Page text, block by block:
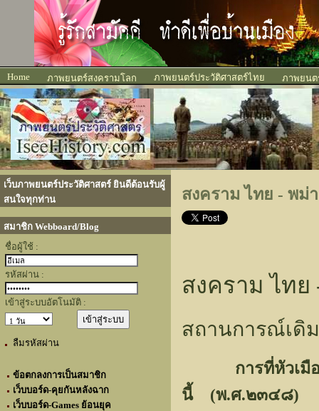
Home ภาพยนตร์สงครามโลก ภาพยนตร์ประวัติศาสตร์ไทย ภาพยนต
เว็บภาพยนตร์ประวัติศาสตร์ ยินดีต้อนรับผู้
สนใจทุกท่าน
สมาชิก Webboard/Blog
ชื่อผู้ใช้ :
รหัสผ่าน :
เข้าสู่ระบบอัตโนมัติ :
ลืมรหัสผ่าน
ข้อตกลงการเป็นสมาชิก
เว็บบอร์ด-คุยกันหลังฉาก
เว็บบอร์ด-Games ย้อนยุค
สงคราม ไทย - พม่
สงคราม ไท
สถานการณ์เดิ
การที่หัวเมืองลื้
นี้ (พ.ศ.๒๓๔๘) ท